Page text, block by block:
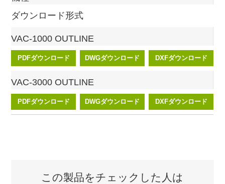
ダウンロード形式
VAC-1000 OUTLINE
PDFダウンロード DWGダウンロード DXFダウンロード
VAC-3000 OUTLINE
PDFダウンロード DWGダウンロード DXFダウンロード
この製品をチェックした人は